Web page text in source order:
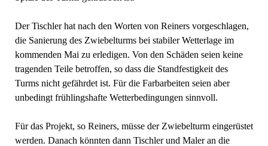
Der Tischler hat nach den Worten von Reiners vorgeschlagen,
die Sanierung des Zwiebelturms bei stabiler Wetterlage im
kommenden Mai zu erledigen. Von den Schäden seien keine
tragenden Teile betroffen, so dass die Standfestigkeit des
Turms nicht gefährdet ist. Für die Farbarbeiten seien aber
unbedingt frühlingshafte Wetterbedingungen sinnvoll.
Für das Projekt, so Reiners, müsse der Zwiebelturm eingerüstet
werden. Danach könnten dann Tischler und Maler an die